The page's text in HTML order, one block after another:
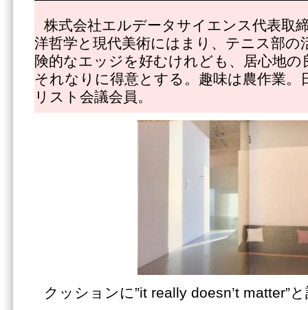
株式会社エルデータサイエンス代表取
洋哲学と現代美術にはまり、テニス部の
険的なエッジを好むけれども、居心地
それなりに得意とする。趣味は農作業。
リスト会議会員。
クッションに”it really doesn’t matter”